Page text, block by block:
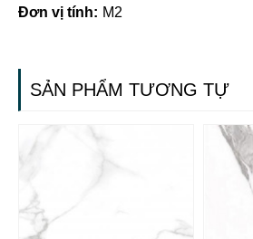
Đơn vị tính: M2
SẢN PHẨM TƯƠNG TỰ